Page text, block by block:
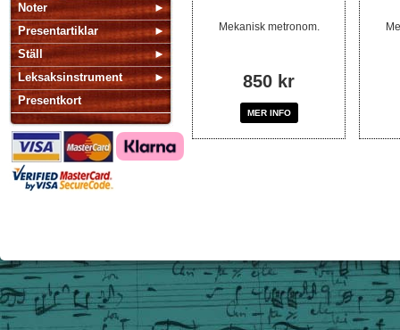
Noter
Presentartiklar
Ställ
Leksaksinstrument
Presentkort
Mekanisk metronom.
850 kr
MER INFO